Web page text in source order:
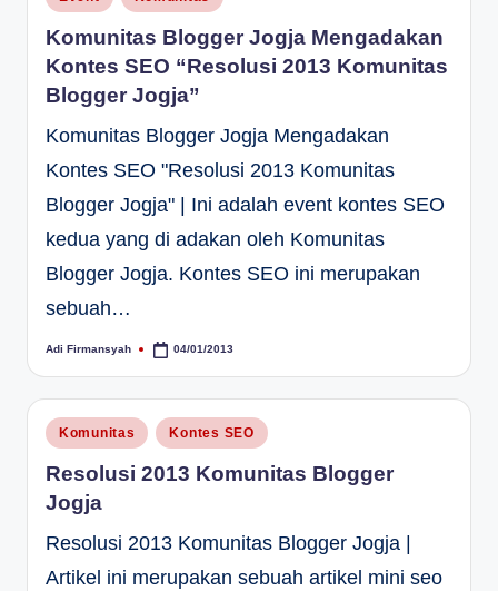
in
Komunitas Blogger Jogja Mengadakan
Kontes SEO “Resolusi 2013 Komunitas
Blogger Jogja”
Komunitas Blogger Jogja Mengadakan
Kontes SEO "Resolusi 2013 Komunitas
Blogger Jogja" | Ini adalah event kontes SEO
kedua yang di adakan oleh Komunitas
Blogger Jogja. Kontes SEO ini merupakan
sebuah…
Posted
Adi Firmansyah 04/01/2013
Posted
in
Komunitas Kontes SEO
Resolusi 2013 Komunitas Blogger
Jogja
Resolusi 2013 Komunitas Blogger Jogja |
Artikel ini merupakan sebuah artikel mini seo